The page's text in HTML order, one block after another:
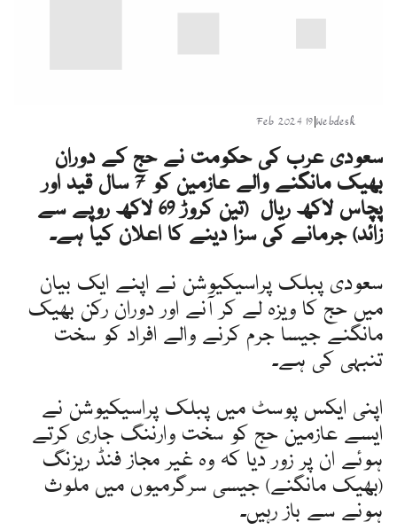
Webdesk
|
19 Feb 2024
سعودی عرب کی حکومت نے حج کے دوران
بھیک مانگنے والے عازمین کو 7 سال قید اور
پچاس لاکھ ریال (تین کروڑ 69 لاکھ روپے سے
زائد) جرمانے کی سزا دینے کا اعلان کیا ہے۔
سعودی پبلک پراسیکیوشن نے اپنے ایک بیان
میں حج کا ویزہ لے کر آنے اور دوران رکن بھیک
مانگنے جیسا جرم کرنے والے افراد کو سخت
تنبہی کی ہے۔
اپنی ایکس پوسٹ میں پبلک پراسیکیوشن نے
ایسے عازمین حج کو سخت وارننگ جاری کرتے
ہوئے ان پر زور دیا کہ وہ غیر مجاز فنڈ ریزنگ
(بھیک مانگنے) جیسی سرگرمیوں میں ملوث
ہونے سے باز رہیں۔